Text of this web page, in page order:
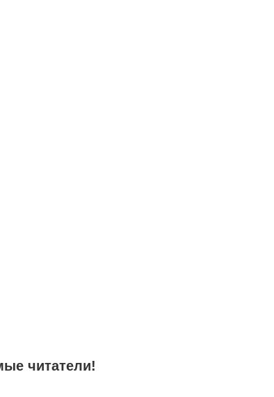
читатели!